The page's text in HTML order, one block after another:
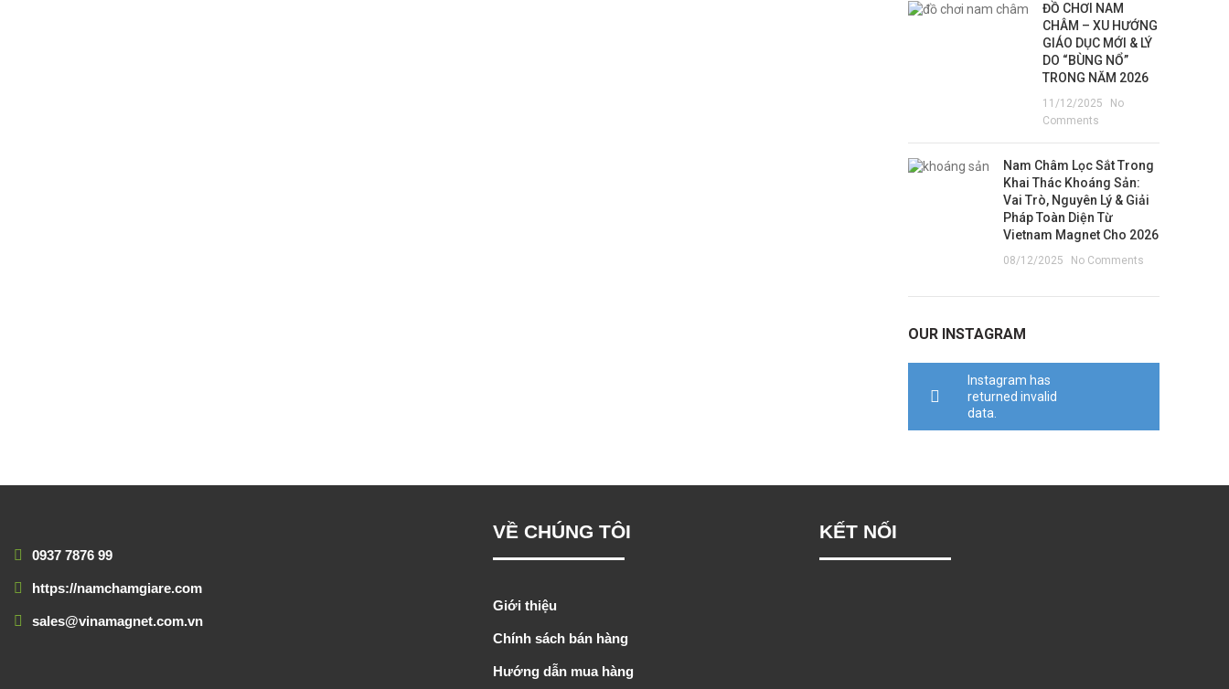
ĐỒ CHƠI NAM
CHÂM – XU HƯỚNG
GIÁO DỤC MỚI & LÝ
DO “BÙNG NỔ”
TRONG NĂM 2026
11/12/2025
No
Comments
Nam Châm Lọc Sắt Trong
Khai Thác Khoáng Sản:
Vai Trò, Nguyên Lý & Giải
Pháp Toàn Diện Từ
Vietnam Magnet Cho 2026
08/12/2025 No Comments
OUR INSTAGRAM
Instagram has
returned invalid
data.
0937 7876 99
https://namchamgiare.com
sales@vinamagnet.com.vn
VỀ CHÚNG TÔI
Giới thiệu
Chính sách bán hàng
Hướng dẫn mua hàng
KẾT NỐI